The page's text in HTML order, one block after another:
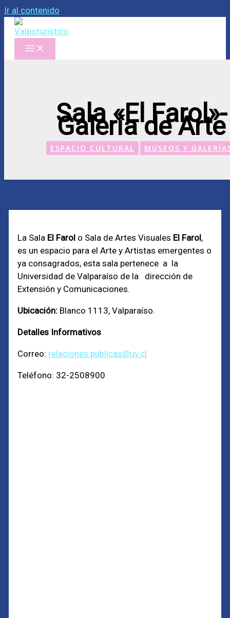
Ir al contenido
Sala «El Farol»-
Galería de Arte
ESPACIO CULTURAL MUSEOS Y
La Sala El Farol o Sala de Artes Visuales El Farol,
es un espacio para el Arte y Artistas emergentes o
ya consagrados, esta sala pertenece a la
Universidad de Valparaíso de la dirección de
Extensión y Comunicaciones.
Ubicación: Blanco 1113, Valparaíso.
Detalles Informativos
Correo: relaciones.publicas@uv.cl
Teléfono: 32-2508900